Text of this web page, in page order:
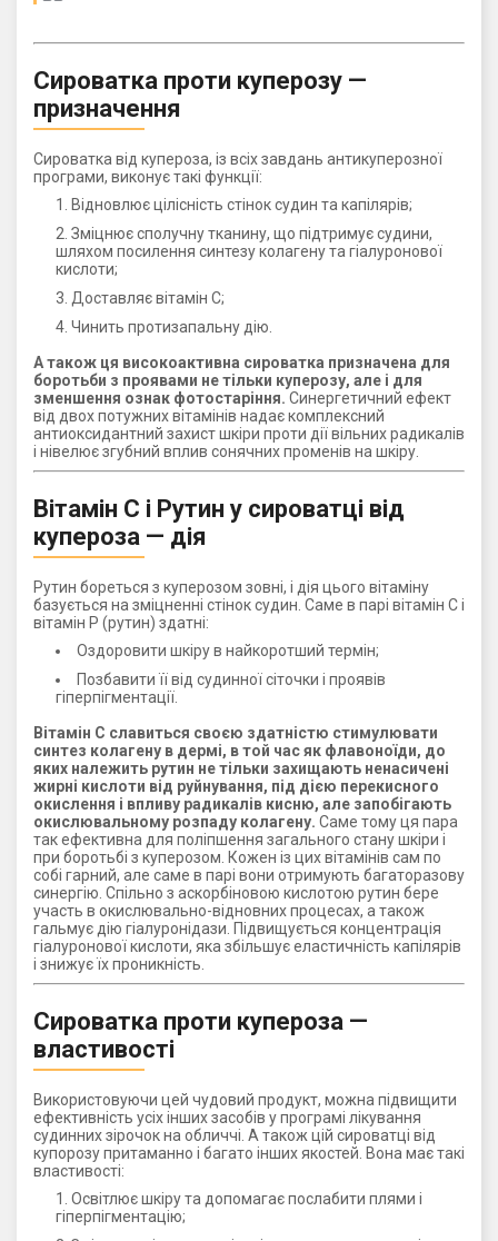
Сироватка проти куперозу —
призначення
Сироватка від купероза, із всіх завдань антикуперозної
програми, виконує такі функції:
Відновлює цілісність стінок судин та капілярів;
Зміцнює сполучну тканину, що підтримує судини,
шляхом посилення синтезу колагену та гіалуронової
кислоти;
Доставляє вітамін С;
Чинить протизапальну дію.
А також ця високоактивна сироватка призначена для
боротьби з проявами не тільки куперозу, але і для
зменшення ознак фотостаріння. Синергетичний ефект
від двох потужних вітамінів надає комплексний
антиоксидантний захист шкіри проти дії вільних радикалів
і нівелює згубний вплив сонячних променів на шкіру.
Вітамін С і Рутин у сироватці від
купероза — дія
Рутин бореться з куперозом зовні, і дія цього вітаміну
базується на зміцненні стінок судин. Саме в парі вітамін С і
вітамін Р (рутин) здатні:
Оздоровити шкіру в найкоротший термін;
Позбавити її від судинної сіточки і проявів
гіперпігментації.
Вітамін С славиться своєю здатністю стимулювати
синтез колагену в дермі, в той час як флавоноїди, до
яких належить рутин не тільки захищають ненасичені
жирні кислоти від руйнування, під дією перекисного
окислення і впливу радикалів кисню, але запобігають
окислювальному розпаду колагену. Саме тому ця пара
так ефективна для поліпшення загального стану шкіри і
при боротьбі з куперозом. Кожен із цих вітамінів сам по
собі гарний, але саме в парі вони отримують багаторазову
синергію. Спільно з аскорбіновою кислотою рутин бере
участь в окислювально-відновних процесах, а також
гальмує дію гіалуронідази. Підвищується концентрація
гіалуронової кислоти, яка збільшує еластичність капілярів
і знижує їх проникність.
Сироватка проти купероза —
властивості
Використовуючи цей чудовий продукт, можна підвищити
ефективність усіх інших засобів у програмі лікування
судинних зірочок на обличчі. А також цій сироватці від
купорозу притаманно і багато інших якостей. Вона має такі
властивості:
Освітлює шкіру та допомагає послабити плями і
гіперпігментацію;